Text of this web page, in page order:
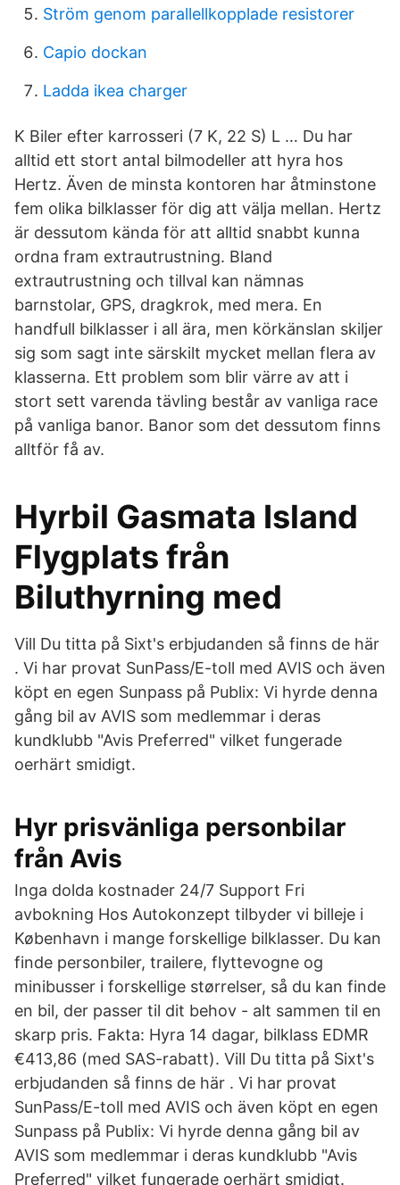
Ström genom parallellkopplade resistorer
Capio dockan
Ladda ikea charger
K Biler efter karrosseri‎ (7 K, 22 S) L … Du har
alltid ett stort antal bilmodeller att hyra hos
Hertz. Även de minsta kontoren har åtminstone
fem olika bilklasser för dig att välja mellan. Hertz
är dessutom kända för att alltid snabbt kunna
ordna fram extrautrustning. Bland
extrautrustning och tillval kan nämnas
barnstolar, GPS, dragkrok, med mera. En
handfull bilklasser i all ära, men körkänslan skiljer
sig som sagt inte särskilt mycket mellan flera av
klasserna. Ett problem som blir värre av att i
stort sett varenda tävling består av vanliga race
på vanliga banor. Banor som det dessutom finns
alltför få av.
Hyrbil Gasmata Island
Flygplats från
Biluthyrning med
Vill Du titta på Sixt's erbjudanden så finns de här
. Vi har provat SunPass/E-toll med AVIS och även
köpt en egen Sunpass på Publix: Vi hyrde denna
gång bil av AVIS som medlemmar i deras
kundklubb "Avis Preferred" vilket fungerade
oerhärt smidigt.
Hyr prisvänliga personbilar
från Avis
Inga dolda kostnader 24/7 Support Fri
avbokning Hos Autokonzept tilbyder vi billeje i
København i mange forskellige bilklasser. Du kan
finde personbiler, trailere, flyttevogne og
minibusser i forskellige størrelser, så du kan finde
en bil, der passer til dit behov - alt sammen til en
skarp pris. Fakta: Hyra 14 dagar, bilklass EDMR
€413,86 (med SAS-rabatt). Vill Du titta på Sixt's
erbjudanden så finns de här . Vi har provat
SunPass/E-toll med AVIS och även köpt en egen
Sunpass på Publix: Vi hyrde denna gång bil av
AVIS som medlemmar i deras kundklubb "Avis
Preferred" vilket fungerade oerhärt smidigt.